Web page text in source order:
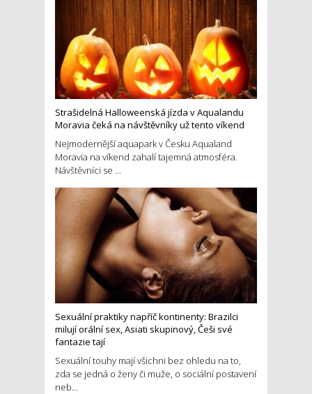
Strašidelná Halloweenská jízda v Aqualandu
Moravia čeká na návštěvníky už tento víkend
Nejmodernější aquapark v Česku Aqualand
Moravia na víkend zahalí tajemná atmosféra.
Návštěvníci se ...
Sexuální praktiky napříč kontinenty: Brazilci
milují orální sex, Asiati skupinový, Češi své
fantazie tají
Sexuální touhy mají všichni bez ohledu na to,
zda se jedná o ženy či muže, o sociální postavení
neb...